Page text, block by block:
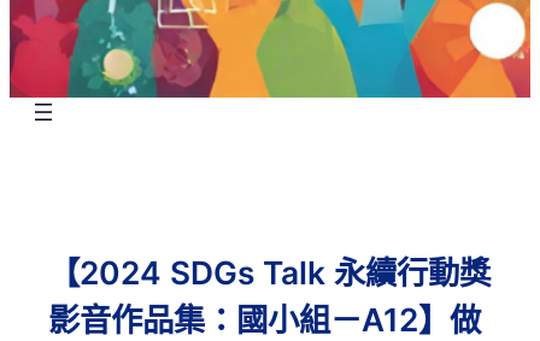
【2024 SDGs Talk 永續行動獎
影音作品集：國小組－A12】做